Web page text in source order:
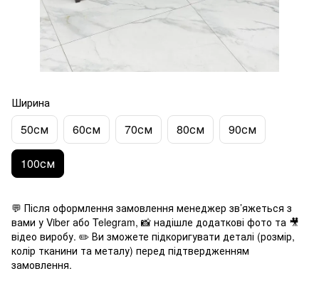
Ширина
50см 60см 70см 80см 90см
100см
💬 Після оформлення замовлення менеджер зв’яжеться з
вами у Viber або Telegram, 📸 надішле додаткові фото та 🎥
відео виробу. ✏️ Ви зможете підкоригувати деталі (розмір,
колір тканини та металу) перед підтвердженням
замовлення.